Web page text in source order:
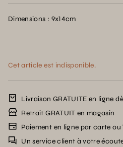
Dimensions : 9x14cm
Cet article est indisponible.
Livraison GRATUITE en ligne
Retrait GRATUIT en magasin
Paiement en ligne par carte ou
Un service client à votre